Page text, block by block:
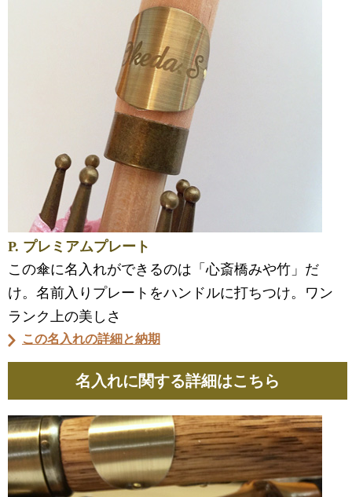
P. プレミアムプレート
この傘に名入れができるのは「心斎橋みや竹」だ
け。名前入りプレートをハンドルに打ちつけ。ワン
ランク上の美しさ
この名入れの詳細と納期
名入れに関する詳細はこちら